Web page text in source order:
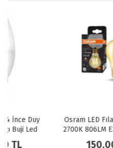
Osram LED Fılament 6.5W
2700K 806LM E27 Duy Sarı
Işık Ampul Dim Edilebilir /